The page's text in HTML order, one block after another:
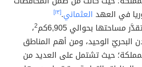
في العهد العثماني.[١٣]
مساحتها بحوالي 6,905كم 2،
البحريّ الوحيد، ومن أهم المناطق
حيث تشتمل على العديد من